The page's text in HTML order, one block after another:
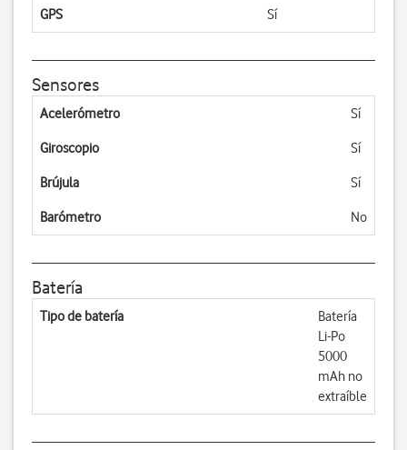
GPS Sí
Sensores
Acelerómetro Sí
Giroscopio Sí
Brújula Sí
Barómetro No
Batería
Tipo de batería
Batería
Li-Po
5000
mAh no
extraíble